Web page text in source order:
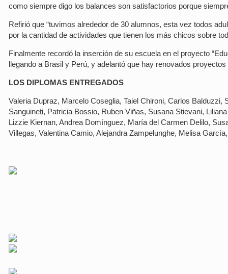
como siempre digo los balances son satisfactorios porque
Refirió que “tuvimos alrededor de 30 alumnos, esta vez todos
por la cantidad de actividades que tienen los más chicos sobre
Finalmente recordó la inserción de su escuela en el proyecto
llegando a Brasil y Perú, y adelantó que hay renovados proyectos
LOS DIPLOMAS ENTREGADOS
Valeria Dupraz, Marcelo Coseglia, Taiel Chironi, Carlos
Sanguineti, Patricia Bossio, Ruben Viñas, Susana Stievani,
Lizzie Kiernan, Andrea Domínguez, María del Carmen Delilo,
Villegas, Valentina Camio, Alejandra Zampelunghe, Melisa